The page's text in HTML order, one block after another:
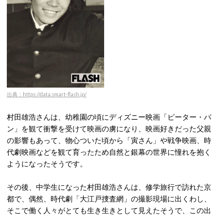
出典：https://data.smart-flash.jp/
村田雄浩さんは、幼稚園の頃にディズニー映画「ピーター・パ
ン」を観て衝撃を受けて映画の虜になり、映画好きだった父親
の影響もあって、物心ついた頃から「寅さん」や戦争映画、時
代劇映画などを観て育ったため自然と銀幕の世界に憧れを抱く
ようになったそうです。
その後、中学生になった村田雄浩さんは、修学旅行で訪れた京
都で、偶然、時代劇「大江戸捜査網」の撮影現場に出くわし、
そこで働く人々がとても生き生きとして見えたそうで、この出